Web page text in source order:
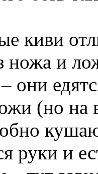
киви
ножа и
они
(но на
руки и